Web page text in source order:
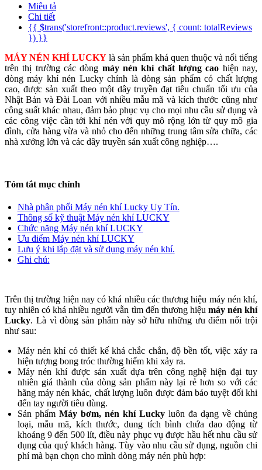
Miêu tả
Chi tiết
{{ $trans('storefront::product.reviews', { count: totalReviews
}) }}
MÁY NÉN KHÍ LUCKY là sản phẩm khá quen thuộc và nổi tiếng
trên thị trường các dòng máy nén khí chất lượng cao hiện nay,
dòng máy khí nén Lucky chính là dòng sản phẩm có chất lượng
cao, được sản xuất theo một dây truyền đạt tiêu chuẩn tối ưu của
Nhật Bản và Đài Loan với nhiều mẫu mã và kích thước cũng như
công suất khác nhau, đảm bảo phục vụ cho mọi nhu cầu sử dụng và
các công việc cần tới khí nén với quy mô rộng lớn từ quy mô gia
đình, cửa hàng vừa và nhỏ cho đến những trung tâm sửa chữa, các
nhà xưởng lớn và các dây truyền sản xuất công nghiệp….
Tóm tắt mục chính
Nhà phân phối Máy nén khí Lucky Uy Tín.
Thông số kỹ thuật Máy nén khí LUCKY
Chức năng Máy nén khí LUCKY
Ưu điểm Máy nén khí LUCKY
Lưu ý khi lắp đặt và sử dụng máy nén khí.
Ghi chú:
Trên thị trường hiện nay có khá nhiều các thương hiệu máy nén khí,
tuy nhiên có khá nhiều người vẫn tìm đến thương hiệu máy nén khí
Lucky. Là vì dòng sản phẩm này sở hữu những ưu điểm nổi trội
như sau:
Máy nén khí có thiết kế khá chắc chắn, độ bền tốt, việc xảy ra
hiện tượng bong tróc thường hiếm khi xảy ra.
Máy nén khí được sản xuất dựa trên công nghệ hiện đại tuy
nhiên giá thành của dòng sản phẩm này lại rẻ hơn so với các
hãng máy nén khác, chất lượng luôn được đảm bảo tuyệt đối khi
đến tay người tiêu dùng.
Sản phẩm Máy bơm, nén khí Luckyluôn đa dạng về chủng
loại, mẫu mã, kích thước, dung tích bình chứa dao động từ
khoảng 9 đến 500 lít, điều này phục vụ được hầu hết nhu cầu sử
dụng của quý khách hàng. Tùy vào nhu cầu sử dụng, nguồn chi
phí mà bạn chọn cho mình dòng máy nén phù hợp: